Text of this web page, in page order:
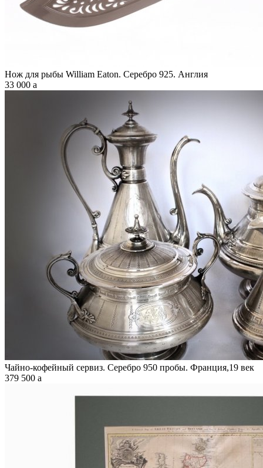
Нож для рыбы William Eaton. Серебро 925. Англия
33 000 a
Чайно-кофейный сервиз. Серебро 950 пробы. Франция,19 век
379 500 a